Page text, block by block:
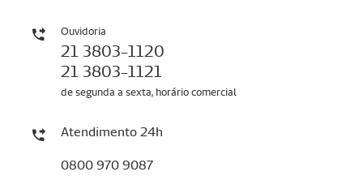
Ouvidoria
21 3803-1120
21 3803-1121
de segunda a sexta, horário comercial
Atendimento 24h
0800 970 9087